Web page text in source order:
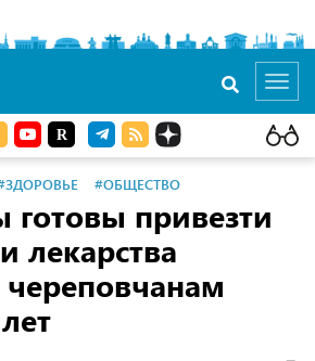
#ОБЩЕСТВО
готовы привезти
лекарства